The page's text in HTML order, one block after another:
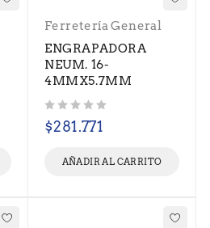
Ferretería General
ENGRAPADORA
NEUM. 16-
4MMX5.7MM
$281.771
AÑADIR AL CARRITO